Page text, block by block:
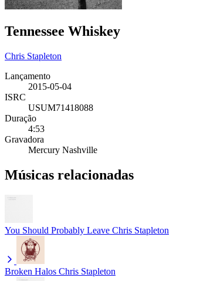
Tennessee Whiskey
Chris Stapleton
Lançamento
2015-05-04
ISRC
USUM71418088
Duração
4:53
Gravadora
Mercury Nashville
Músicas relacionadas
You Should Probably Leave Chris Stapleton
Broken Halos Chris Stapleton